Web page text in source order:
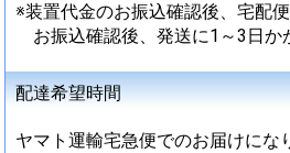
※装置代金のお振込確認後、宅配
お振込確認後、発送に1～3日か
配達希望時間
ヤマト運輸宅急便でのお届けにな